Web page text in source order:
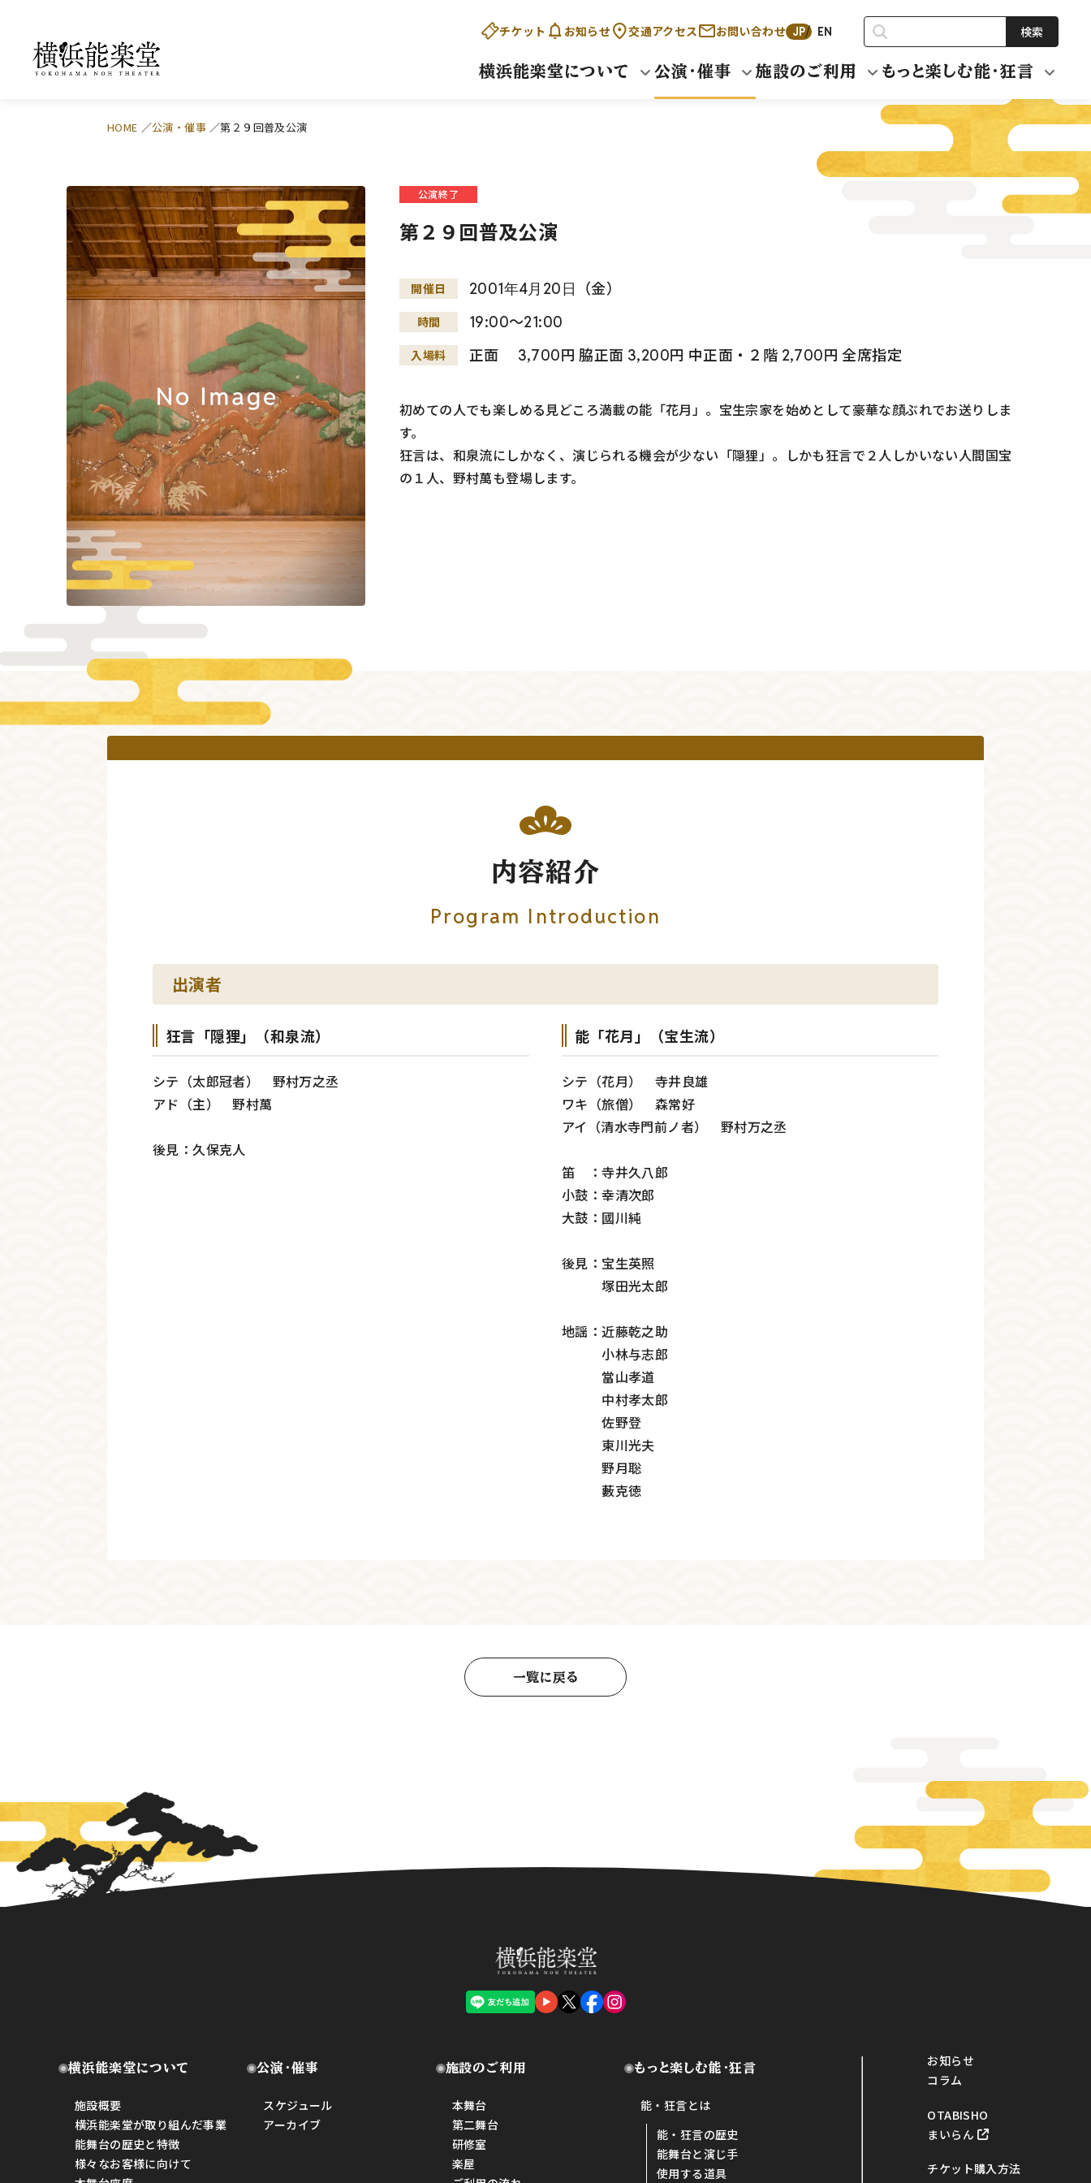
チケット お知らせ 交通アクセス お問い合わせ JP EN 検索
横浜能楽堂について 公演・催事 施設のご利用 もっと楽しむ能・狂言
HOME 公演・催事 第２９回普及公演
公演終了
第２９回普及公演
開催日 2001年4月 20日 （金）
時間 19:00～21:00
入場料 正面 3,700円 脇正面 3,200円 中正面・２階 2,700円 全席指定
初めての人でも楽しめる見どころ満載の能「花月」。宝生宗家を始めとして豪華な顔ぶれでお送りしま
す。
狂言は、和泉流にしかなく、演じられる機会が少ない「隠狸」。しかも狂言で２人しかいない人間国宝
の１人、野村萬も登場します。
内容紹介
Program Introduction
出演者
狂言「隠狸」（和泉流）
シテ（太郎冠者） 野村万之丞
アド（主） 野村萬
後見：久保克人
能「花月」（宝生流）
シテ（花月） 寺井良雄
ワキ（旅僧） 森常好
アイ（清水寺門前ノ者） 野村万之丞
笛 ：寺井久八郎
小鼓：幸清次郎
大鼓：國川純
後見：宝生英照
塚田光太郎
地謡：近藤乾之助
小林与志郎
當山孝道
中村孝太郎
佐野登
東川光夫
野月聡
藪克徳
一覧に戻る
横浜能楽堂について
施設概要
横浜能楽堂が取り組んだ事業
能舞台の歴史と特徴
様々なお客様に向けて
公演・催事
スケジュール
アーカイブ
施設のご利用
本舞台
第二舞台
研修室
楽屋
もっと楽しむ能・狂言
能・狂言とは
能・狂言の歴史
能舞台と演じ手
使用する道具
お知らせ
コラム
OTABISHO
まいらん
チケット購入方法